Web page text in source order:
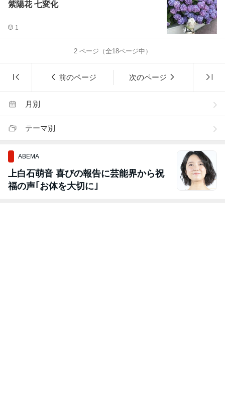
紫陽花 七変化
1
2ページ（全18ページ中）
前のページ 次のページ
月別
テーマ別
ABEMA
上白石萌音 喜びの報告に芸能界から祝
福の声｢お体を大切に｣